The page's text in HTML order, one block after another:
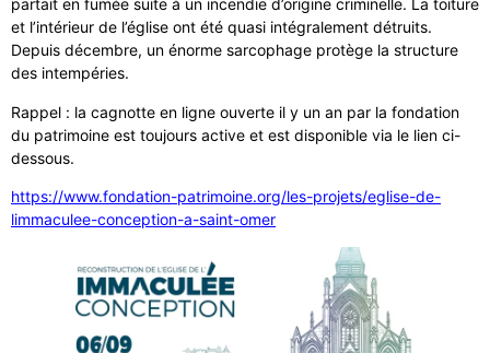
partait en fumée suite à un incendie d’origine criminelle. La toiture
et l’intérieur de l’église ont été quasi intégralement détruits.
Depuis décembre, un énorme sarcophage protège la structure
des intempéries.
Rappel : la cagnotte en ligne ouverte il y un an par la fondation
du patrimoine est toujours active et est disponible via le lien ci-
dessous.
https://www.fondation-patrimoine.org/les-projets/eglise-de-
limmaculee-conception-a-saint-omer